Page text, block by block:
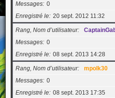
Messages 0
Enregistré le 20 sept. 2012 11:32
Rang, Nom d’utilisateur
Messages 0
Enregistré le 08 sept. 2013 14:28
Rang, Nom d’utilisateur
mpolk30
Messages 0
Enregistré le 08 sept. 2013 17:35